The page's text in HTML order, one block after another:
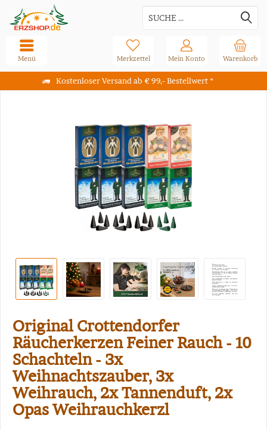
Kostenloser Versand ab € 99,- Bestellwert *
Warenkorb
Merkzettel Mein Konto
Menü
Original Crottendorfer
Räucherkerzen Feiner Rauch - 10
Schachteln - 3x
Weihnachtszauber, 3x
Weihrauch, 2x Tannenduft, 2x
Opas Weihrauchkerzl